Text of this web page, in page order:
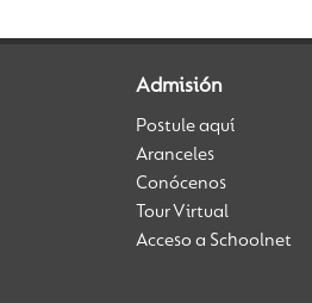
Admisión
Postule aquí
Aranceles
Conócenos
Tour Virtual
Acceso a Schoolnet